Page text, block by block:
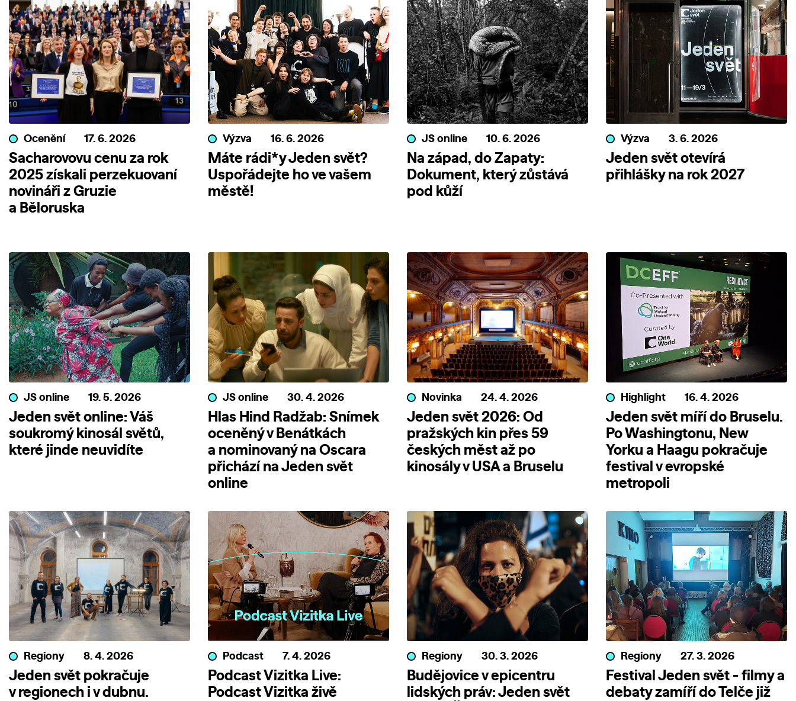
Ocenění 17. 6. 2026
Sacharovovu cenu za rok
2025 získali perzekuovaní
novináři z Gruzie
a Běloruska
Výzva 16. 6. 2026
Máte rádi*y Jeden svět?
Uspořádejte ho ve vašem
městě!
JS online 10. 6. 2026
Na západ, do Zapaty:
Dokument, který zůstává
pod kůží
Výzva 3. 6. 2026
Jeden svět otevírá
přihlášky na rok 2027
JS online 19. 5. 2026
Jeden svět online: Váš
soukromý kinosál světů,
které jinde neuvidíte
JS online 30. 4. 2026
Hlas Hind Radžab: Snímek
oceněný v Benátkách
a nominovaný na Oscara
přichází na Jeden svět
online
Novinka 24. 4. 2026
Jeden svět 2026: Od
pražských kin přes 59
českých měst až po
kinosály v USA a Bruselu
Highlight 16. 4. 2026
Jeden svět míří do Bruselu.
Po Washingtonu, New
Yorku a Haagu pokračuje
festival v evropské
metropoli
Regiony 8. 4. 2026
Jeden svět pokračuje
v regionech i v dubnu.
Podcast 7. 4. 2026
Podcast Vizitka Live:
Podcast Vizitka živě
Regiony 30. 3. 2026
Budějovice v epicentru
lidských práv: Jeden svět
Regiony 27. 3. 2026
Festival Jeden svět - filmy a
debaty zamíří do Telče již